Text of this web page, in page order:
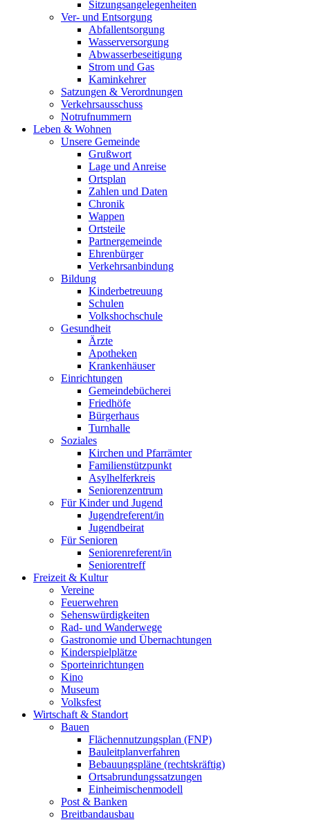
Sitzungsangelegenheiten
Ver- und Entsorgung
Abfallentsorgung
Wasserversorgung
Abwasserbeseitigung
Strom und Gas
Kaminkehrer
Satzungen & Verordnungen
Verkehrsausschuss
Notrufnummern
Leben & Wohnen
Unsere Gemeinde
Grußwort
Lage und Anreise
Ortsplan
Zahlen und Daten
Chronik
Wappen
Ortsteile
Partnergemeinde
Ehrenbürger
Verkehrsanbindung
Bildung
Kinderbetreuung
Schulen
Volkshochschule
Gesundheit
Ärzte
Apotheken
Krankenhäuser
Einrichtungen
Gemeindebücherei
Friedhöfe
Bürgerhaus
Turnhalle
Soziales
Kirchen und Pfarrämter
Familienstützpunkt
Asylhelferkreis
Seniorenzentrum
Für Kinder und Jugend
Jugendreferent/in
Jugendbeirat
Für Senioren
Seniorenreferent/in
Seniorentreff
Freizeit & Kultur
Vereine
Feuerwehren
Sehenswürdigkeiten
Rad- und Wanderwege
Gastronomie und Übernachtungen
Kinderspielplätze
Sporteinrichtungen
Kino
Museum
Volksfest
Wirtschaft & Standort
Bauen
Flächennutzungsplan (FNP)
Bauleitplanverfahren
Bebauungspläne (rechtskräftig)
Ortsabrundungssatzungen
Einheimischenmodell
Post & Banken
Breitbandausbau